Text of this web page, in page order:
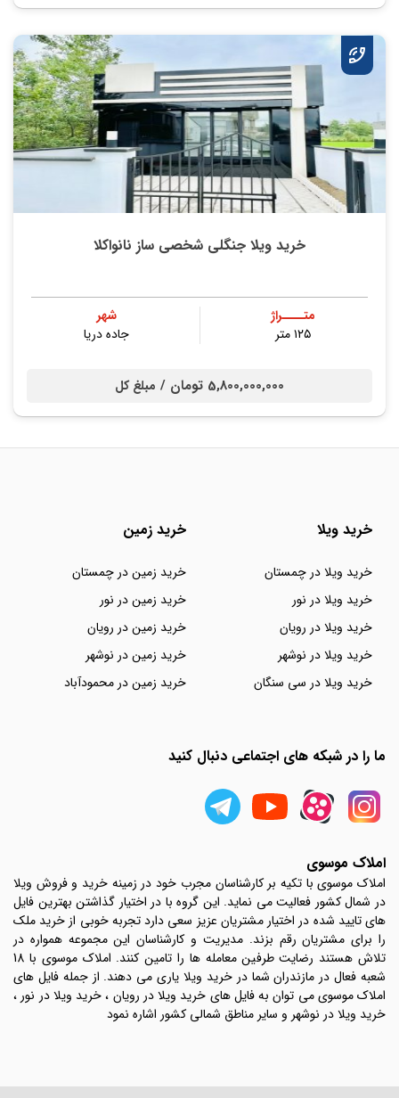
خرید ویلا جنگلی شخصی ساز نانواکلا
متــــراژ
۱۲۵ متر
شهر
جاده دریا
5,800,000,000 تومان / مبلغ کل
خرید ویلا
خرید ویلا در چمستان
خرید ویلا در نور
خرید ویلا در رویان
خرید ویلا در نوشهر
خرید ویلا در سی سنگان
خرید زمین
خرید زمین در چمستان
خرید زمین در نور
خرید زمین در رویان
خرید زمین در نوشهر
خرید زمین در محمودآباد
ما را در شبکه های اجتماعی دنبال کنید
املاک موسوی
املاک موسوی با تکیه بر کارشناسان مجرب خود در زمینه خرید و فروش ویلا
در شمال کشور فعالیت می نماید. این گروه با در اختیار گذاشتن بهترین فایل
های تایید شده در اختیار مشتریان عزیز سعی دارد تجربه خوبی از خرید ملک
را برای مشتریان رقم بزند. مدیریت و کارشناسان این مجموعه همواره در
تلاش هستند رضایت طرفین معامله ها را تامین کنند. املاک موسوی با 18
شعبه فعال در مازندران شما در خرید ویلا یاری می دهند. از جمله فایل های
املاک موسوی می توان به فایل های خرید ویلا در رویان ، خرید ویلا در نور ،
خرید ویلا در نوشهر و سایر مناطق شمالی کشور اشاره نمود